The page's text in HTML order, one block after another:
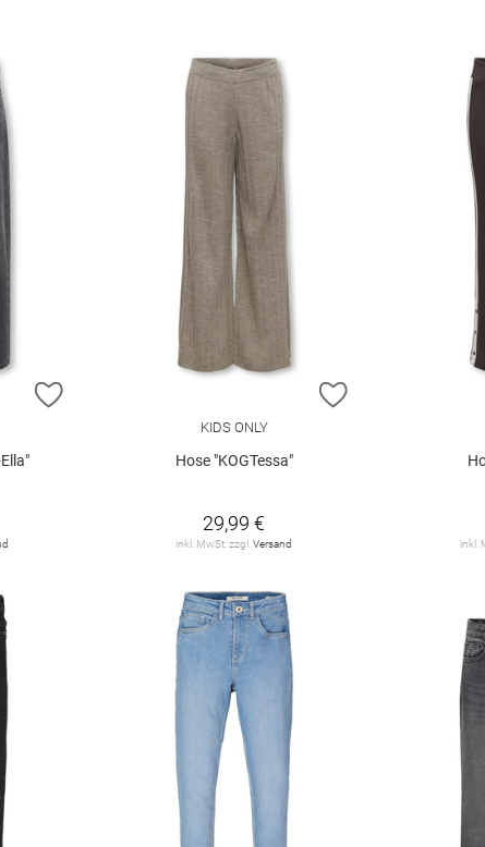
ZUR WUNSCHLISTE HINZUFÜGEN ZUR
KIDS ONLY
Hose "KOGTessa"
29,99 €
inkl. MwSt. zzgl.Versand inkl.